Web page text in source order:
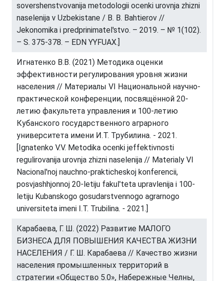
sovershenstvovanija metodologii ocenki urovnja zhizni
naselenija v Uzbekistane / B. B. Bahtierov //
Jekonomika i predprinimatel'stvo. – 2019. – № 1(102).
– S. 375-378. – EDN YYFUAX.]
Игнатенко В.В. (2021) Методика оценки
эффективности регулирования уровня жизни
населения // Материалы VI Национальной научно-
практической конференции, посвящённой 20-
летию факультета управления и 100-летию
Кубанского государственного аграрного
университета имени И.Т. Трубилина. - 2021.
[Ignatenko V.V. Metodika ocenki jeffektivnosti
regulirovanija urovnja zhizni naselenija // Materialy VI
Nacional'noj nauchno-prakticheskoj konferencii,
posvjashhjonnoj 20-letiju fakul'teta upravlenija i 100-
letiju Kubanskogo gosudarstvennogo agrarnogo
universiteta imeni I.T. Trubilina. - 2021.]
Карабаева, Г. Ш. (2022) Развитие МАЛОГО
БИЗНЕСА ДЛЯ ПОВЫШЕНИЯ КАЧЕСТВА ЖИЗНИ
НАСЕЛЕНИЯ / Г. Ш. Карабаева // Качество жизни
населения промышленных территорий в
стратегии «Общество 5.0», Набережные Челны,